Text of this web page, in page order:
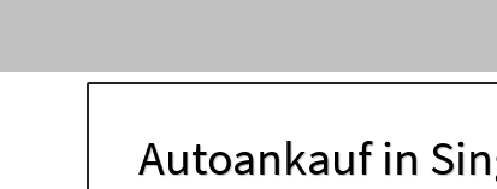
Autoankauf in